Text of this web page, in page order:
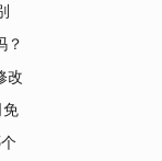
？
改